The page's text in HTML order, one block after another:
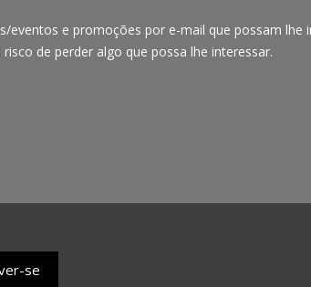
e promoções por e-mail que possam lhe
de perder algo que possa lhe interessar.
se